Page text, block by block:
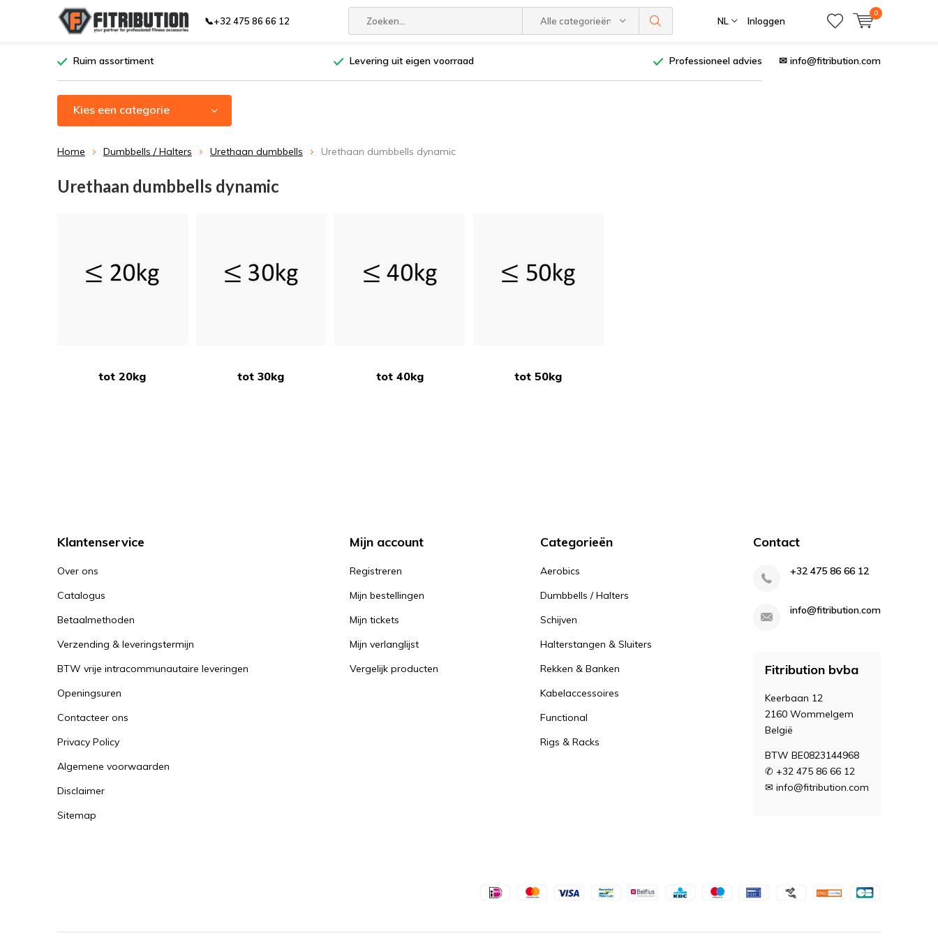
📞+32 475 86 66 12 Alle categorieën NL Inloggen
0
Ruim assortiment Levering uit eigen voorraad Professioneel advies ✉ info@fitribution.com
Kies een categorie
Home Dumbbells / Halters Urethaan dumbbells Urethaan dumbbells dynamic
Urethaan dumbbells dynamic
tot 20kg tot 30kg tot 40kg tot 50kg
Klantenservice
Over ons
Catalogus
Betaalmethoden
Verzending & leveringstermijn
BTW vrije intracommunautaire leveringen
Openingsuren
Contacteer ons
Privacy Policy
Algemene voorwaarden
Disclaimer
Sitemap
Mijn account
Registreren
Mijn bestellingen
Mijn tickets
Mijn verlanglijst
Vergelijk producten
Categorieën
Aerobics
Dumbbells / Halters
Schijven
Halterstangen & Sluiters
Rekken & Banken
Kabelaccessoires
Functional
Rigs & Racks
Contact
+32 475 86 66 12
info@fitribution.com
Fitribution bvba
Keerbaan 12
2160 Wommelgem
België
BTW BE0823144968
✆ +32 475 86 66 12
✉ info@fitribution.com